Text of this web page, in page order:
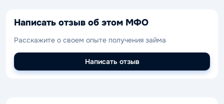
Написать отзыв об этом МФО
Расскажите о своем опыте получения займа
Написать отзыв